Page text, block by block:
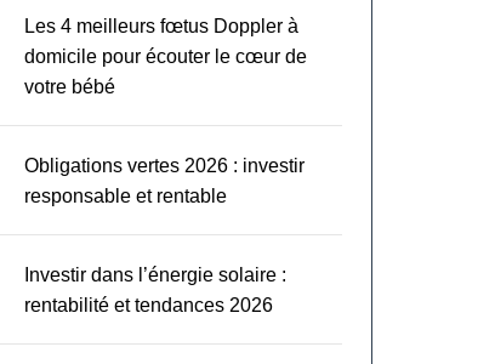
Les 4 meilleurs fœtus Doppler à
domicile pour écouter le cœur de
votre bébé
Obligations vertes 2026 : investir
responsable et rentable
Investir dans l’énergie solaire :
rentabilité et tendances 2026